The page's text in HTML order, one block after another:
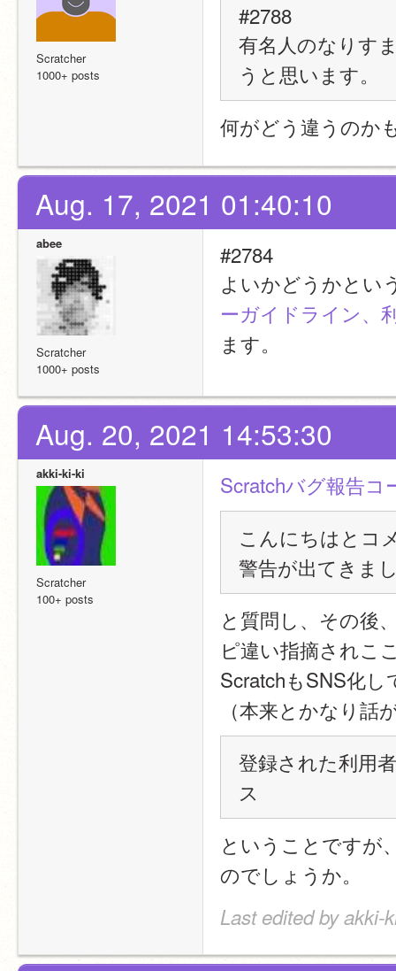
Scratcher
1000+ posts
#2788
有名人のなりす
うと思います。
何がどう違うのか
Aug. 17, 2021 01:40:10
abee
Scratcher
1000+ posts
#2784
よいかどうかとい
ーガイドライン、
ます。
Aug. 20, 2021 14:53:30
akki-ki-ki
Scratcher
100+ posts
Scratchバグ報告コ
こんにちはとコ
警告が出てきま
と質問し、その後
ピ違い指摘されこ
ScratchもSNS化
（本来とかなり
登録された利用
ス
ということですが
のでしょうか。
Last edited by akki-